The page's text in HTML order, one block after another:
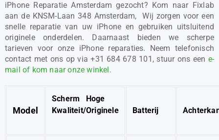
iPhone Reparatie Amsterdam gezocht? Kom naar Fixlab
aan de KNSM-Laan 348 Amsterdam, Wij zorgen voor een
snelle reparatie van uw iPhone en gebruiken uitsluitend
originele onderdelen. Daarnaast bieden we scherpe
tarieven voor onze iPhone reparaties. Neem telefonisch
contact met ons op via +31 684 678 101, stuur ons een e-
mail of kom naar onze winkel.
Model
Scherm
Hoge
Kwaliteit/Originele
Batterij